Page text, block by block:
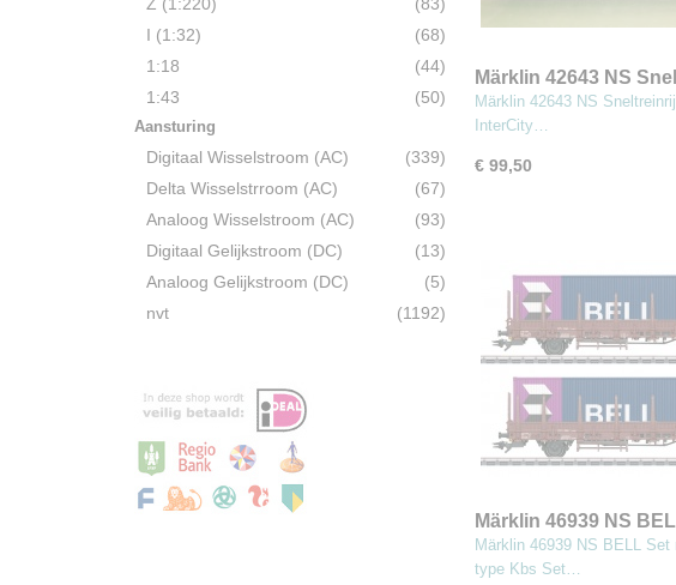
I (1:32)
(68)
1:18
(44)
1:43
(50)
Aansturing
Digitaal Wisselstroom (AC)
(339)
Delta Wisselstrroom (AC)
(67)
Analoog Wisselstroom (AC)
(93)
Digitaal Gelijkstroom (DC)
(13)
Analoog Gelijkstroom (DC)
(5)
nvt
(1192)
Märklin 42643 NS
set IC+
Märklin 42643 NS
InterCity…
€ 99,50
Märklin 46939 NS
rongenwagens type
Märklin 46939 NS BELL Set
type Kbs Set…